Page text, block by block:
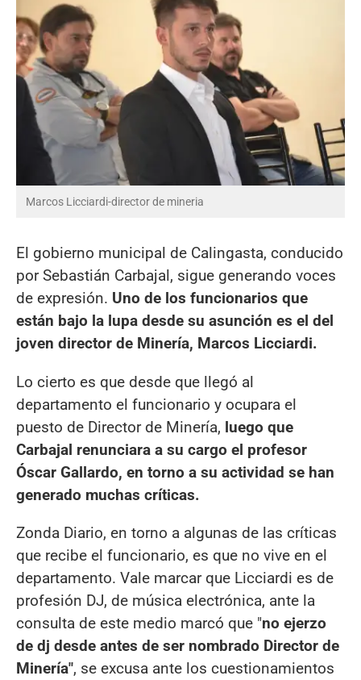
Marcos Licciardi-director de mineria
El gobierno municipal de Calingasta, conducido
por Sebastián Carbajal, sigue generando voces
de expresión. Uno de los funcionarios que
están bajo la lupa desde su asunción es el del
joven director de Minería, Marcos Licciardi.
Lo cierto es que desde que llegó al
departamento el funcionario y ocupara el
puesto de Director de Minería, luego que
Carbajal renunciara a su cargo el profesor
Óscar Gallardo, en torno a su actividad se han
generado muchas críticas.
Zonda Diario, en torno a algunas de las críticas
que recibe el funcionario, es que no vive en el
departamento. Vale marcar que Licciardi es de
profesión DJ, de música electrónica, ante la
consulta de este medio marcó que "no ejerzo
de dj desde antes de ser nombrado Director de
Minería", se excusa ante los cuestionamientos